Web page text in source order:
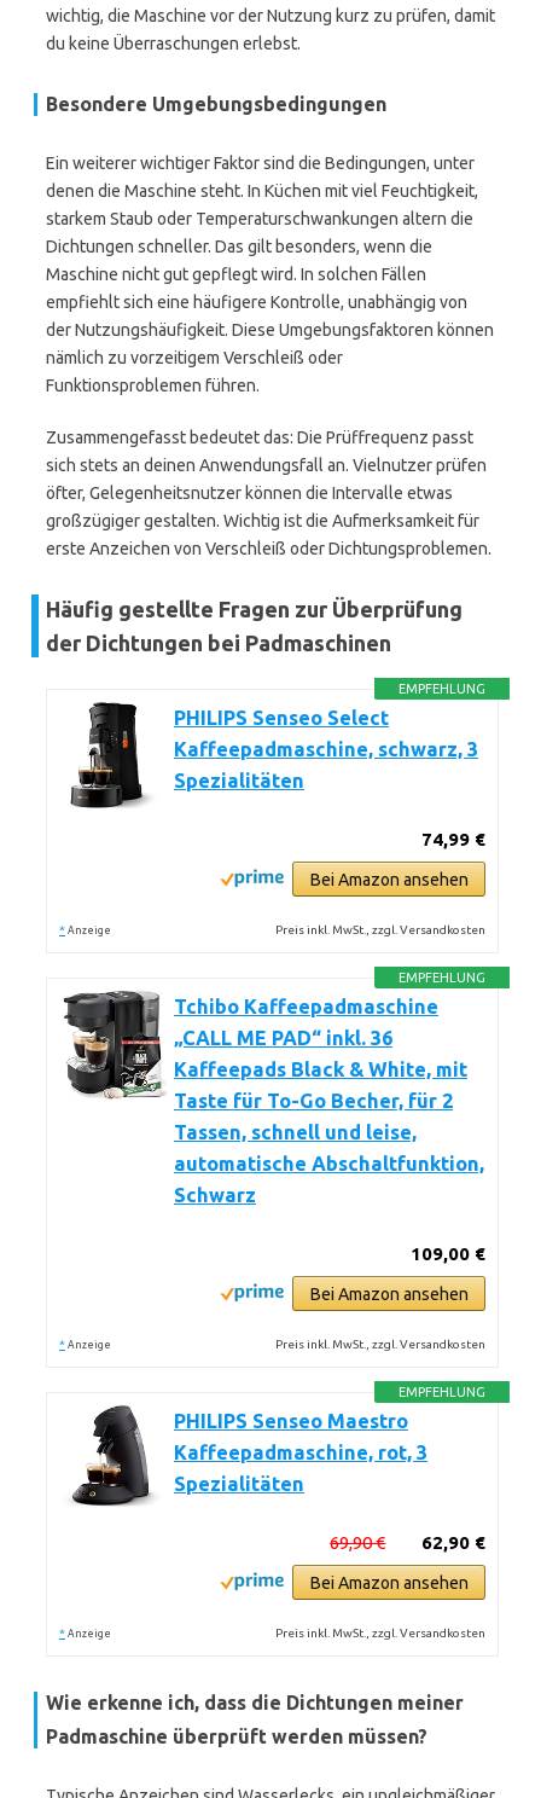
wichtig, die Maschine vor der Nutzung kurz zu prüfen, damit
du keine Überraschungen erlebst.
Besondere Umgebungsbedingungen
Ein weiterer wichtiger Faktor sind die Bedingungen, unter
denen die Maschine steht. In Küchen mit viel Feuchtigkeit,
starkem Staub oder Temperaturschwankungen altern die
Dichtungen schneller. Das gilt besonders, wenn die
Maschine nicht gut gepflegt wird. In solchen Fällen
empfiehlt sich eine häufigere Kontrolle, unabhängig von
der Nutzungshäufigkeit. Diese Umgebungsfaktoren können
nämlich zu vorzeitigem Verschleiß oder
Funktionsproblemen führen.
Zusammengefasst bedeutet das: Die Prüffrequenz passt
sich stets an deinen Anwendungsfall an. Vielnutzer prüfen
öfter, Gelegenheitsnutzer können die Intervalle etwas
großzügiger gestalten. Wichtig ist die Aufmerksamkeit für
erste Anzeichen von Verschleiß oder Dichtungsproblemen.
Häufig gestellte Fragen zur Überprüfung
der Dichtungen bei Padmaschinen
EMPFEHLUNG
PHILIPS Senseo Select
Kaffeepadmaschine, schwarz, 3
Spezialitäten
74,99 €
Bei Amazon ansehen
* Anzeige Preis inkl. MwSt., zzgl. Versandkosten
EMPFEHLUNG
Tchibo Kaffeepadmaschine
„CALL ME PAD“ inkl. 36
Kaffeepads Black & White, mit
Taste für To-Go Becher, für 2
Tassen, schnell und leise,
automatische Abschaltfunktion,
Schwarz
109,00 €
Bei Amazon ansehen
* Anzeige Preis inkl. MwSt., zzgl. Versandkosten
EMPFEHLUNG
PHILIPS Senseo Maestro
Kaffeepadmaschine, rot, 3
Spezialitäten
62,90 €
69,90 €
Bei Amazon ansehen
* Anzeige Preis inkl. MwSt., zzgl. Versandkosten
Wie erkenne ich, dass die Dichtungen meiner
Padmaschine überprüft werden müssen?